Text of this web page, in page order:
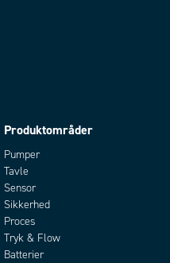
Produktområder
Pumper
Tavle
Sensor
Sikkerhed
Proces
Tryk & Flow
Batterier